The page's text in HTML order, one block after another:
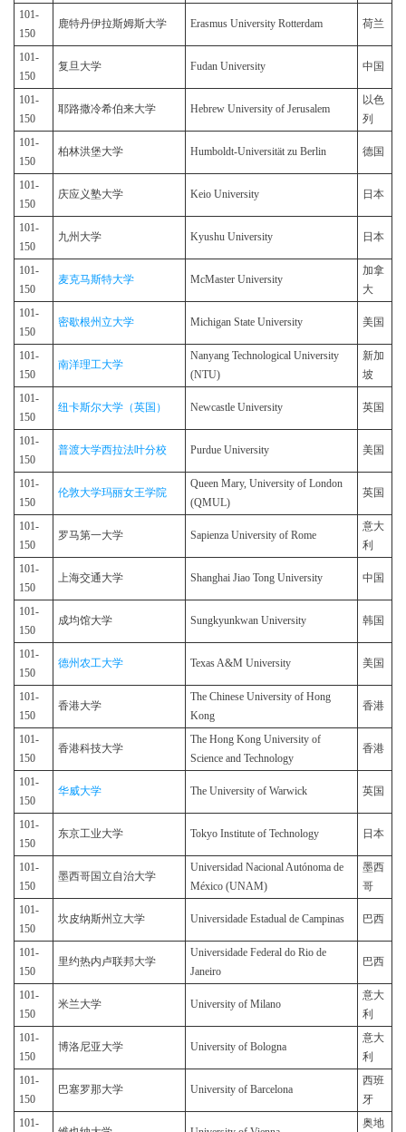
101-
150
鹿特丹伊拉斯姆斯大学 Erasmus University Rotterdam 荷兰
101-
150
复旦大学 Fudan University 中国
101-
150
耶路撒冷希伯来大学 Hebrew University of Jerusalem
以色
列
101-
150
柏林洪堡大学 Humboldt-Universität zu Berlin 德国
101-
150
庆应义塾大学 Keio University 日本
101-
150
九州大学 Kyushu University 日本
101-
150
麦克马斯特大学 McMaster University
加拿
大
101-
150
密歇根州立大学 Michigan State University 美国
101-
150
南洋理工大学
Nanyang Technological University
(NTU)
新加
坡
101-
150
纽卡斯尔大学（英国） Newcastle University 英国
101-
150
普渡大学西拉法叶分校 Purdue University 美国
101-
150
伦敦大学玛丽女王学院
Queen Mary, University of London
(QMUL)
英国
101-
150
罗马第一大学 Sapienza University of Rome
意大
利
101-
150
上海交通大学 Shanghai Jiao Tong University 中国
101-
150
成均馆大学 Sungkyunkwan University 韩国
101-
150
德州农工大学 Texas A&M University 美国
101-
150
香港大学
The Chinese University of Hong
Kong
香港
101-
150
香港科技大学
The Hong Kong University of
Science and Technology
香港
101-
150
华威大学 The University of Warwick 英国
101-
150
东京工业大学 Tokyo Institute of Technology 日本
101-
150
墨西哥国立自治大学
Universidad Nacional Autónoma de
México (UNAM)
墨西
哥
101-
150
坎皮纳斯州立大学 Universidade Estadual de Campinas 巴西
101-
150
里约热内卢联邦大学
Universidade Federal do Rio de
Janeiro
巴西
101-
150
米兰大学 University of Milano
意大
利
101-
150
博洛尼亚大学 University of Bologna
意大
利
101-
150
巴塞罗那大学 University of Barcelona
西班
牙
101-
奥地